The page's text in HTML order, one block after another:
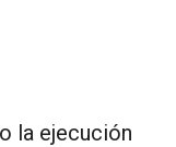
la ejecución